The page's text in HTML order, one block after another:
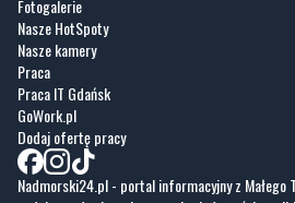
Praca IT Gdańsk
GoWork.pl
Dodaj ofertę pracy
Nadmorski24.pl - portal informacyjny z Małego
codzienna dawka najnowszych wiadomości z
społeczne, kulturalne i sportowe z Wejherowa,
Zawsze sprawdzone i aktualne info dla
Kaszubskiego.